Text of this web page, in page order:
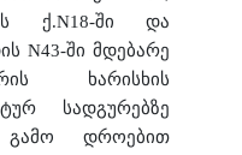
ქ.N18-ში და
N43-ში მდებარე
ხარისხის
სადგურებზე
გამო დროებით